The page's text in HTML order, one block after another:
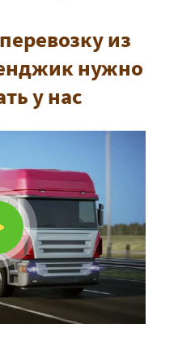
из
нужно
у нас